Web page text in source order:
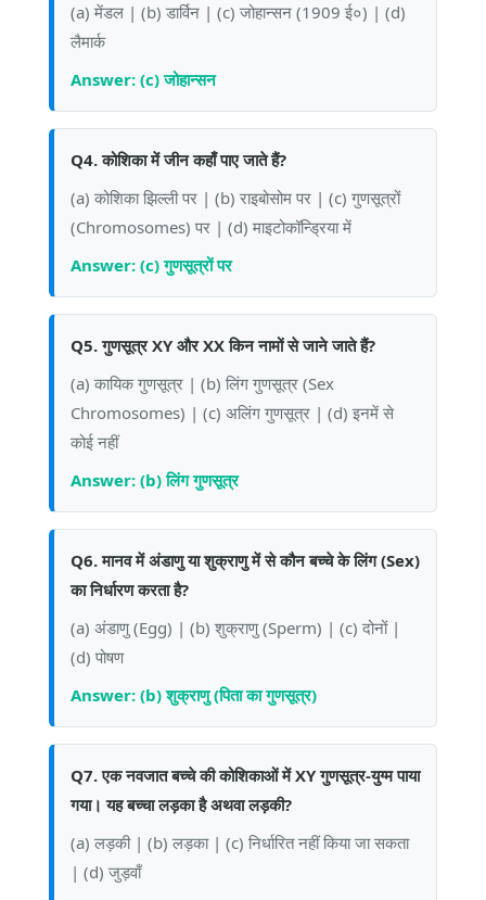
(a) मेंडल | (b) डार्विन | (c) जोहान्सन (1909 ई०) | (d)
लैमार्क
Answer: (c) जोहान्सन
Q4. कोशिका में जीन कहाँ पाए जाते हैं?
(a) कोशिका झिल्ली पर | (b) राइबोसोम पर | (c) गुणसूत्रों
(Chromosomes) पर | (d) माइटोकॉन्ड्रिया में
Answer: (c) गुणसूत्रों पर
Q5. गुणसूत्र XY और XX किन नामों से जाने जाते हैं?
(a) कायिक गुणसूत्र | (b) लिंग गुणसूत्र (Sex
Chromosomes) | (c) अलिंग गुणसूत्र | (d) इनमें से
कोई नहीं
Answer: (b) लिंग गुणसूत्र
Q6. मानव में अंडाणु या शुक्राणु में से कौन बच्चे के लिंग (Sex)
का निर्धारण करता है?
(a) अंडाणु (Egg) | (b) शुक्राणु (Sperm) | (c) दोनों |
(d) पोषण
Answer: (b) शुक्राणु (पिता का गुणसूत्र)
Q7. एक नवजात बच्चे की कोशिकाओं में XY गुणसूत्र-युग्म पाया
गया। यह बच्चा लड़का है अथवा लड़की?
(a) लड़की | (b) लड़का | (c) निर्धारित नहीं किया जा सकता
| (d) जुड़वाँ